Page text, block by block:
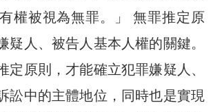
權被視為無罪。」 無罪推定原
疑人、被告人基本人權的關鍵。
定原則，才能確立犯罪嫌疑人、
訟中的主體地位，同時也是實現